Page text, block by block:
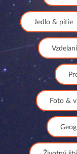
Jedlo & pitie
Foto &